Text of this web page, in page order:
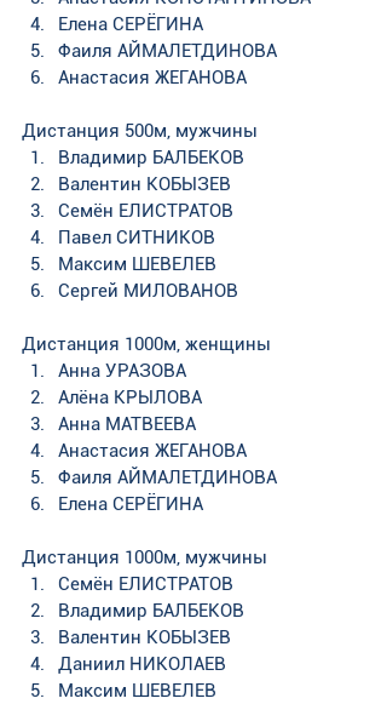
Елена СЕРЁГИНА
Фаиля АЙМАЛЕТДИНОВА
Анастасия ЖЕГАНОВА
Дистанция 500м, мужчины
Владимир БАЛБЕКОВ
Валентин КОБЫЗЕВ
Семён ЕЛИСТРАТОВ
Павел СИТНИКОВ
Максим ШЕВЕЛЕВ
Сергей МИЛОВАНОВ
Дистанция 1000м, женщины
Анна УРАЗОВА
Алёна КРЫЛОВА
Анна МАТВЕЕВА
Анастасия ЖЕГАНОВА
Фаиля АЙМАЛЕТДИНОВА
Елена СЕРЁГИНА
Дистанция 1000м, мужчины
Семён ЕЛИСТРАТОВ
Владимир БАЛБЕКОВ
Валентин КОБЫЗЕВ
Даниил НИКОЛАЕВ
Максим ШЕВЕЛЕВ